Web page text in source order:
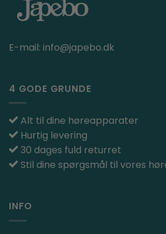
E-mail: info@japebo.dk
4 GODE GRUNDE
Alt til dine høreapparater
Hurtig levering
30 dages fuld returret
Stil dine spørgsmål til vores
INFO